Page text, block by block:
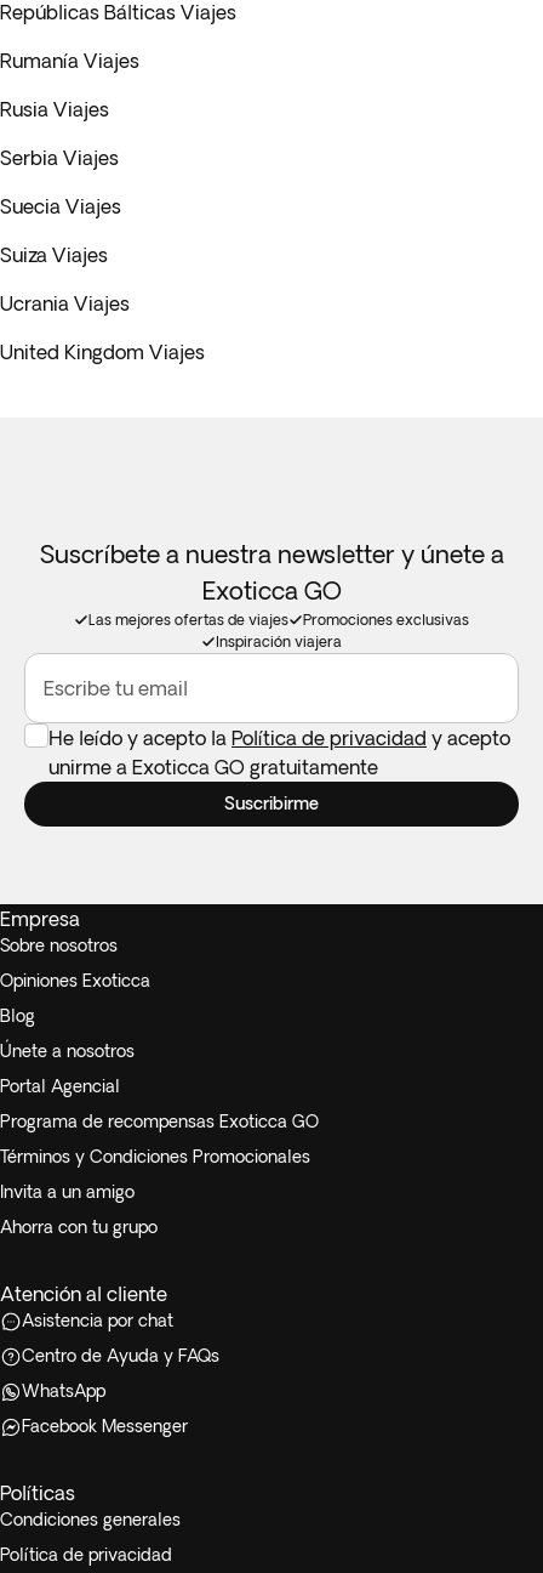
Repúblicas Bálticas Viajes
Rumanía Viajes
Rusia Viajes
Serbia Viajes
Suecia Viajes
Suiza Viajes
Ucrania Viajes
United Kingdom Viajes
Suscríbete a nuestra newsletter y únete a
Exoticca GO
Las mejores ofertas de viajes
Promociones exclusivas
Inspiración viajera
Escribe tu email
He leído y acepto la Política de privacidad y acepto
unirme a Exoticca GO gratuitamente
Suscribirme
Empresa
Sobre nosotros
Opiniones Exoticca
Blog
Únete a nosotros
Portal Agencial
Programa de recompensas Exoticca GO
Términos y Condiciones Promocionales
Invita a un amigo
Ahorra con tu grupo
Atención al cliente
Asistencia por chat
Centro de Ayuda y FAQs
WhatsApp
Facebook Messenger
Políticas
Condiciones generales
Política de privacidad